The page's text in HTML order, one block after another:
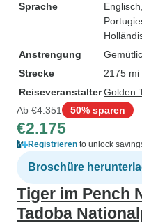
Sprache
Anstrengung
Strecke
2175 mi
ReiseveranstalterGolden
Ab €4.351 50% sparen
€2.175
Registrieren to unlock
Broschüre
Tiger im Pench
Tadoba